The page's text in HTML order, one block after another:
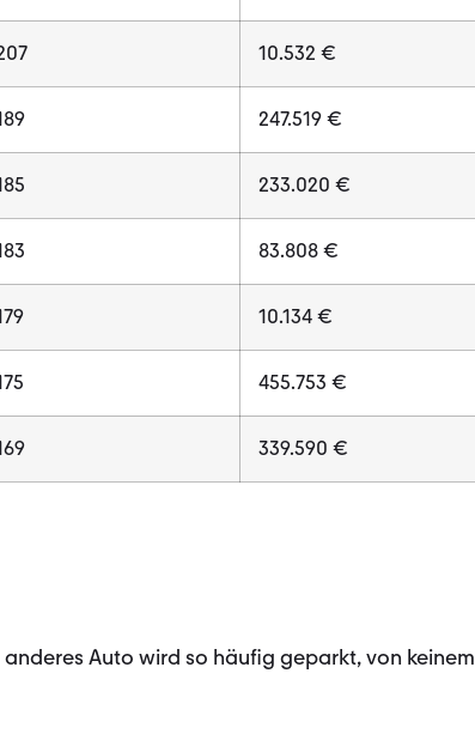
10.532 €
247.519 €
233.020 €
83.808 €
10.134 €
455.753 €
339.590 €
Auto wird so häufig geparkt, von keinem